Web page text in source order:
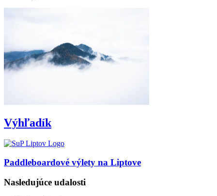
Výhľadík
Paddleboardové výlety na Liptove
Nasledujúce udalosti